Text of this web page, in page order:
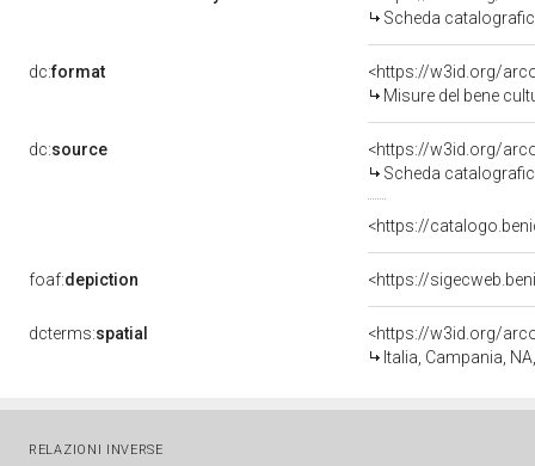
Scheda
dc:format
<https://w3id.org/
Misure del bene
dc:source
<https://w3id.org/
Scheda
<https://
foaf:depiction
dcterms:spatial
<https://w3id.org/
Italia, Campania,
RELAZIONI INVERSE